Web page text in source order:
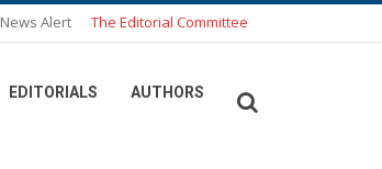
News Alert The Editorial Committee
EDITORIALS AUTHORS